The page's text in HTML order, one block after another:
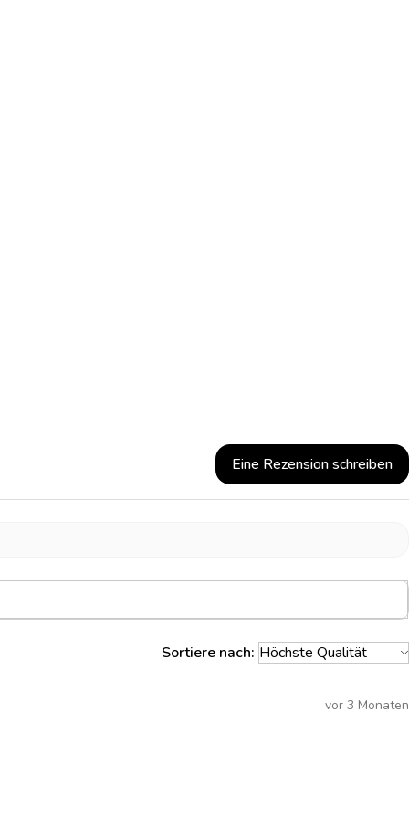
Eine Rezension schreiben
Sortiere nach:
vor 3 Monaten